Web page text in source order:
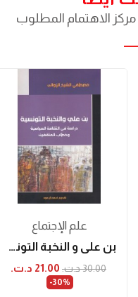
الاهتمام المطلوب
علم الإجتماع
بن علي و النخبة التونسية
30.00 د.ت.‏ 21.00 د.ت.‏
‎-30%